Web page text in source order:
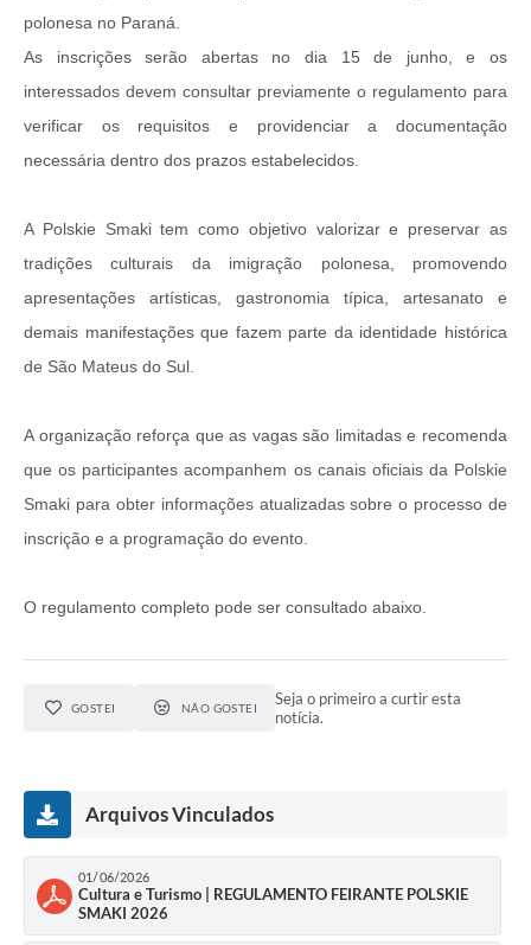
Recebimento de Recursos
Termos de Fomento
Galeria de Fotos
Iluminação Pública
Arquivos para Download
Projetos
Logo Prefeitura de São Mateus do Sul
Solicitação de Remoção: Instituições Escolares
Contato
Telefones Úteis
polonesa no Paraná.
As inscrições serão abertas no dia 15 de junho, e os
interessados devem consultar previamente o regulamento para
verificar os requisitos e providenciar a documentação
necessária dentro dos prazos estabelecidos.
A Polskie Smaki tem como objetivo valorizar e preservar as
tradições culturais da imigração polonesa, promovendo
apresentações artísticas, gastronomia típica, artesanato e
demais manifestações que fazem parte da identidade histórica
de São Mateus do Sul.
A organização reforça que as vagas são limitadas e recomenda
que os participantes acompanhem os canais oficiais da Polskie
Smaki para obter informações atualizadas sobre o processo de
inscrição e a programação do evento.
O regulamento completo pode ser consultado abaixo.
GOSTEI NÃO GOSTEI
Seja o primeiro a curtir esta
notícia.
Arquivos Vinculados
01/06/2026
Cultura e Turismo | REGULAMENTO FEIRANTE POLSKIE
SMAKI 2026